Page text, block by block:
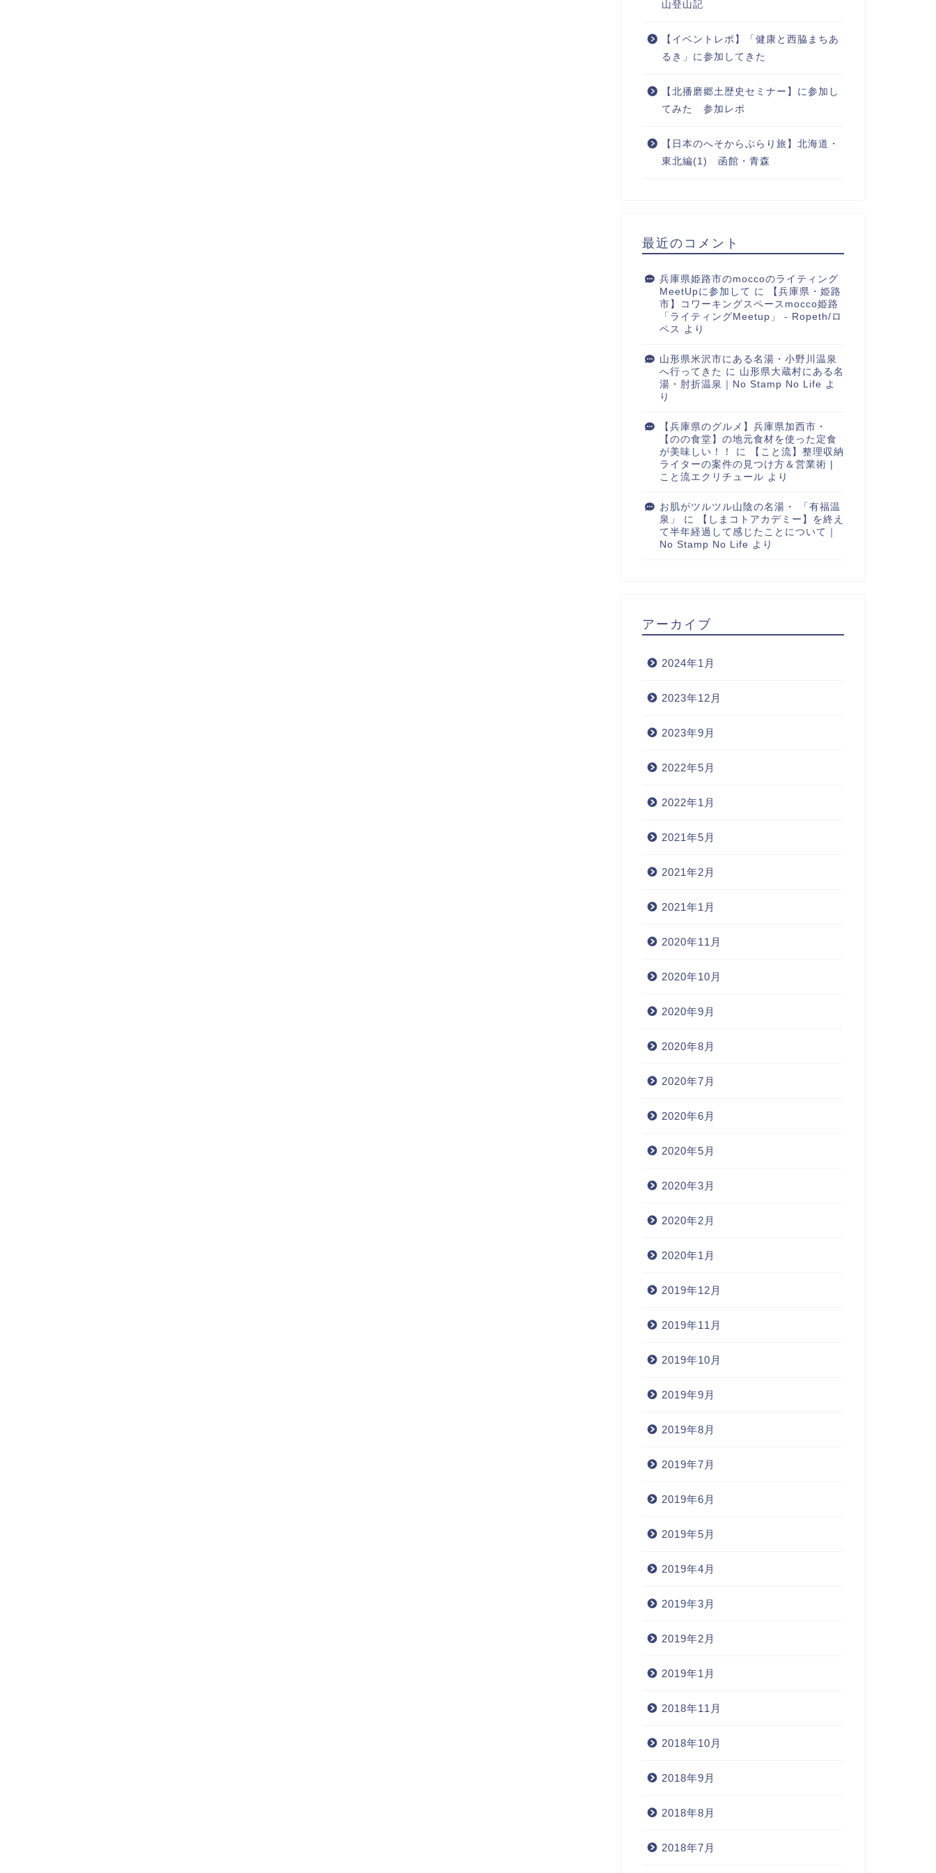
山登山記
【イベントレポ】「健康と西脇まちあ
るき」に参加してきた
【北播磨郷土歴史セミナー】に参加し
てみた 参加レポ
【日本のへそからぶらり旅】北海道・
東北編(1) 函館・青森
最近のコメント
兵庫県姫路市のmoccoのライティング
MeetUpに参加して に
【兵庫県・姫路
市】コワーキングスペースmocco姫路
「ライティングMeetup」 - Ropeth/ロ
ペス より
山形県米沢市にある名湯・小野川温泉
へ行ってきた に 山形県大蔵村にある名
湯・肘折温泉｜No Stamp No Life よ
り
【兵庫県のグルメ】兵庫県加西市・
【のの食堂】の地元食材を使った定食
が美味しい！！
に
【こと流】整理収納
ライターの案件の見つけ方＆営業術 |
こと流エクリチュール より
お肌がツルツル山陰の名湯・ 「有福温
泉」
に
【しまコトアカデミー】を終え
て半年経過して感じたことについて｜
No Stamp No Life より
アーカイブ
2024年1月
2023年12月
2023年9月
2022年5月
2022年1月
2021年5月
2021年2月
2021年1月
2020年11月
2020年10月
2020年9月
2020年8月
2020年7月
2020年6月
2020年5月
2020年3月
2020年2月
2020年1月
2019年12月
2019年11月
2019年10月
2019年9月
2019年8月
2019年7月
2019年6月
2019年5月
2019年4月
2019年3月
2019年2月
2019年1月
2018年11月
2018年10月
2018年9月
2018年8月
2018年7月